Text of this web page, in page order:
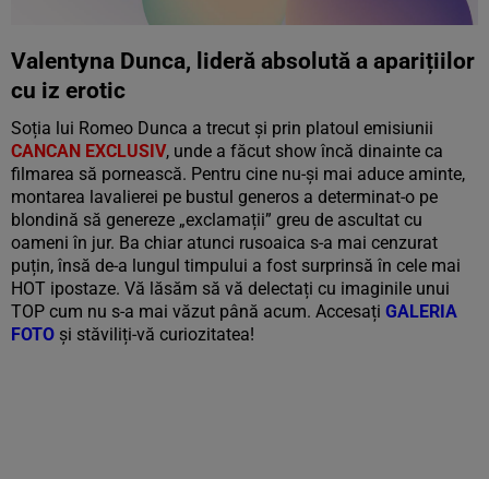
Valentyna Dunca, lideră absolută a aparițiilor
cu iz erotic
Soția lui Romeo Dunca a trecut și prin platoul emisiunii
CANCAN EXCLUSIV, unde a făcut show încă dinainte ca
filmarea să pornească. Pentru cine nu-și mai aduce aminte,
montarea lavalierei pe bustul generos a determinat-o pe
blondină să genereze „exclamații” greu de ascultat cu
oameni în jur. Ba chiar atunci rusoaica s-a mai cenzurat
puțin, însă de-a lungul timpului a fost surprinsă în cele mai
HOT ipostaze. Vă lăsăm să vă delectați cu imaginile unui
TOP cum nu s-a mai văzut până acum. Accesați GALERIA
FOTO și stăviliți-vă curiozitatea!